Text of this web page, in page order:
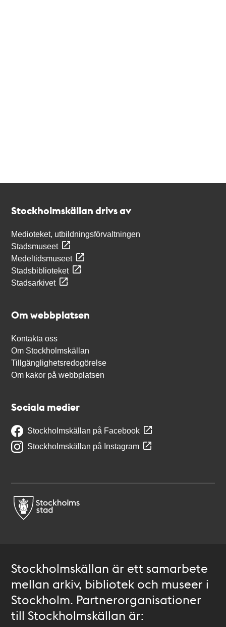
Stockholmskällan drivs av
Medioteket, utbildningsförvaltningen
Stadsmuseet
Medeltidsmuseet
Stadsbiblioteket
Stadsarkivet
Om webbplatsen
Kontakta oss
Om Stockholmskällan
Tillgänglighetsredogörelse
Om kakor på webbplatsen
Sociala medier
Stockholmskällan på Facebook
Stockholmskällan på Instagram
Stockholmskällan är ett samarbete
mellan arkiv, bibliotek och museer i
Stockholm. Partnerorganisationer
till Stockholmskällan är: